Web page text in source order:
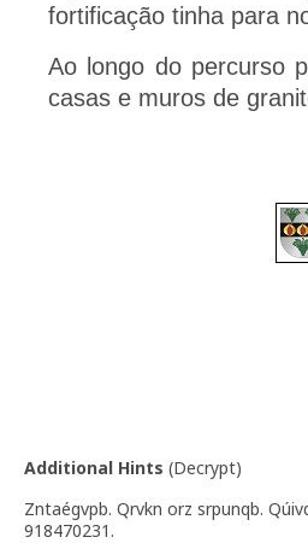
fortificação tinha para
Ao longo do percurso
casas e muros de
Additional Hints (Decrypt)
Zntaégvpb. Qrvkn orz srpunqb.
918470231.